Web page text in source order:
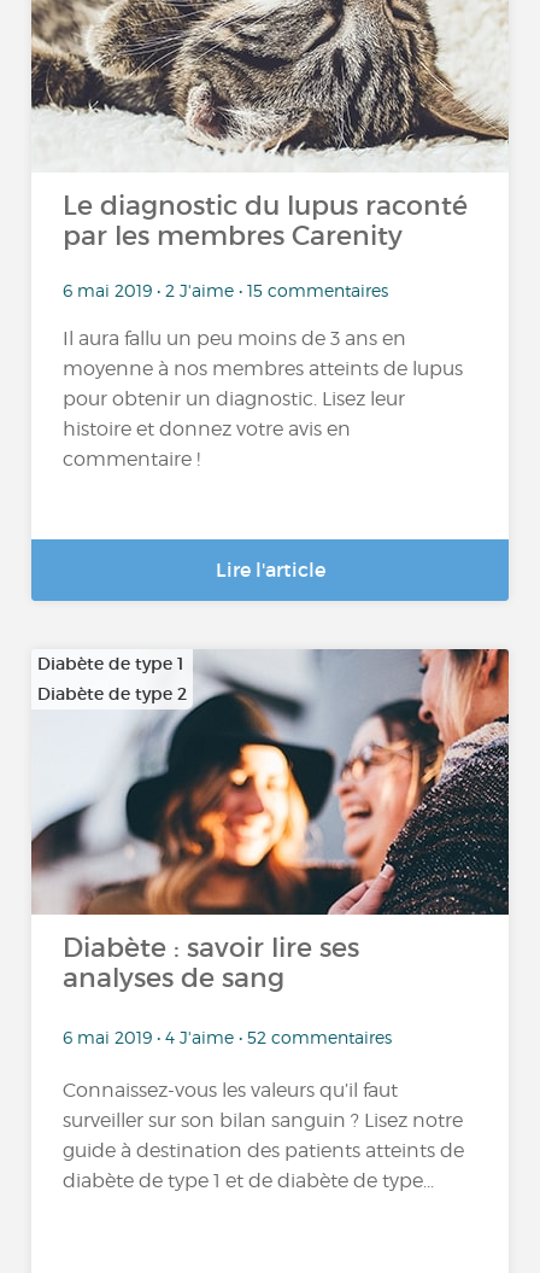
Le diagnostic du lupus raconté
par les membres Carenity
6 mai 2019 • 2 J'aime • 15 commentaires
Il aura fallu un peu moins de 3 ans en
moyenne à nos membres atteints de lupus
pour obtenir un diagnostic. Lisez leur
histoire et donnez votre avis en
commentaire !
Lire l'article
Diabète de type 1
Diabète de type 2
Diabète : savoir lire ses
analyses de sang
6 mai 2019 • 4 J'aime • 52 commentaires
Connaissez-vous les valeurs qu’il faut
surveiller sur son bilan sanguin ? Lisez notre
guide à destination des patients atteints de
diabète de type 1 et de diabète de type...